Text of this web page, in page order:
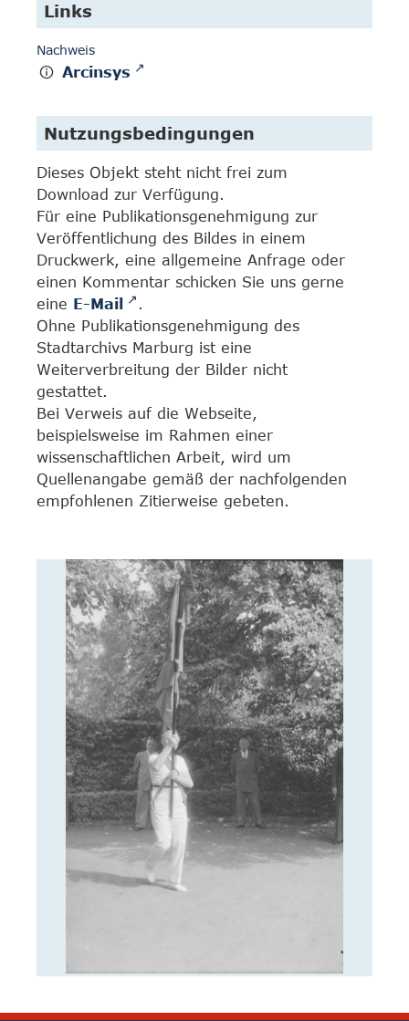
Links
Nachweis
Arcinsys
Nutzungsbedingungen
Dieses Objekt steht nicht frei zum
Download zur Verfügung.
Für eine Publikationsgenehmigung zur
Veröffentlichung des Bildes in einem
Druckwerk, eine allgemeine Anfrage oder
einen Kommentar schicken Sie uns gerne
eine E-Mail
.
Ohne Publikationsgenehmigung des
Stadtarchivs Marburg ist eine
Weiterverbreitung der Bilder nicht
gestattet.
Bei Verweis auf die Webseite,
beispielsweise im Rahmen einer
wissenschaftlichen Arbeit, wird um
Quellenangabe gemäß der nachfolgenden
empfohlenen Zitierweise gebeten.